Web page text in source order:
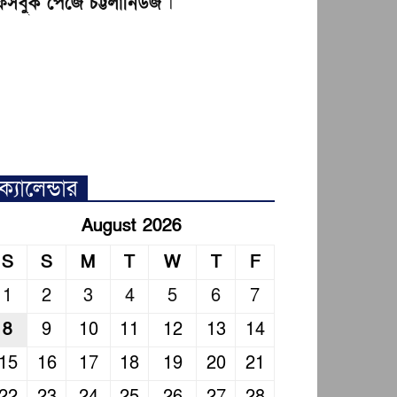
August 2026
S
S M T W T
F
1
2 3 4 5 6
7
8
9 10 11 12 13
14
16 17 18 19 20
21